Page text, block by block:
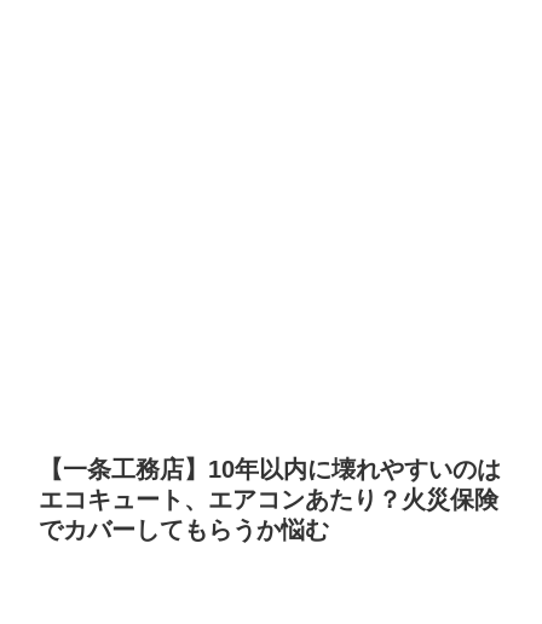
【一条工務店】10年以内に壊れやすいのは
エコキュート、エアコンあたり？火災保険
でカバーしてもらうか悩む